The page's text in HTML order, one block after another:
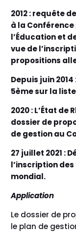
2012 : requête
à la
l’Éducation et
vue de
propositions
Depuis juin
5ème sur la
2020 : L’État
dossier de
de gestion au
27 juillet 2021 :
l’inscription
mondial.
Application
Le dossier de
le plan de